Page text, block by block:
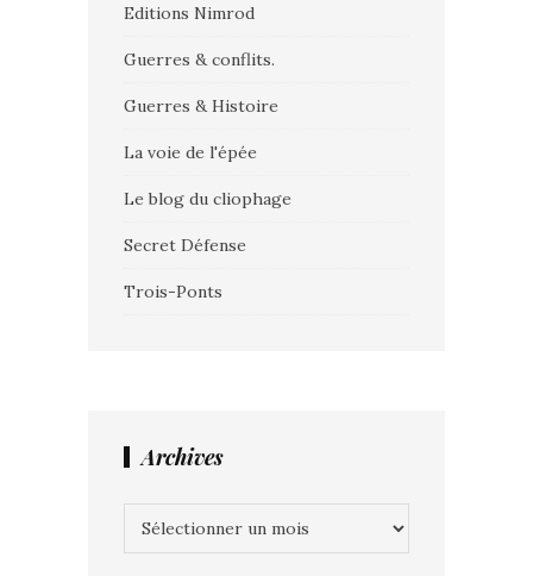
Editions Nimrod
Guerres & conflits.
Guerres & Histoire
La voie de l'épée
Le blog du cliophage
Secret Défense
Trois-Ponts
Archives